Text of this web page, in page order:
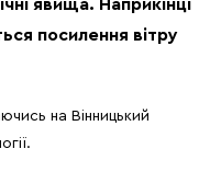
явища. Наприкінці
посилення вітру
на Вінницький